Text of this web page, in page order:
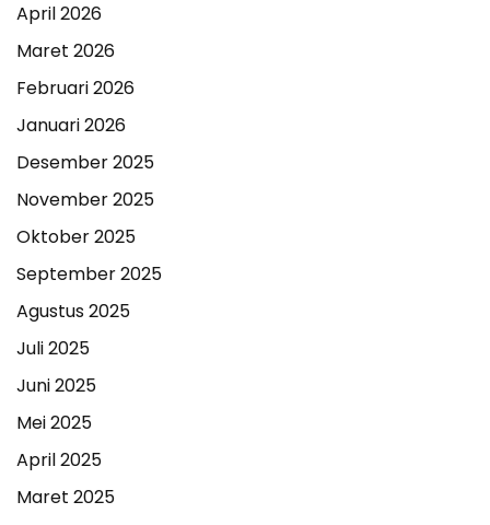
April 2026
Maret 2026
Februari 2026
Januari 2026
Desember 2025
November 2025
Oktober 2025
September 2025
Agustus 2025
Juli 2025
Juni 2025
Mei 2025
April 2025
Maret 2025